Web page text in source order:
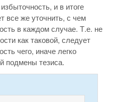
и в итоге
все же уточнить, с чем
в каждом случае. Т.е. не
как таковой, следует
чего, иначе легко
подмены тезиса.